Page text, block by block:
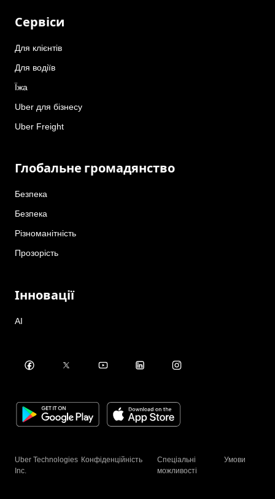
Сервіси
Для клієнтів
Для водіїв
Їжа
Uber для бізнесу
Uber Freight
Глобальне громадянство
Безпека
Безпека
Різноманітність
Прозорість
Інновації
AI
Uber Technologies
Inc.
Конфіденційність
Спеціальні
можливості
Умови